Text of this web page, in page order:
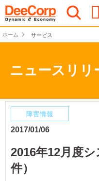
ホーム サービス
ニュースリリ
障害情報
2017/01/06
2016年12月度
件）